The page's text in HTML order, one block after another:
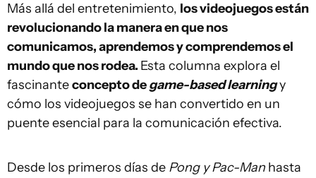
Más allá del entretenimiento, los videojuegos están
revolucionando la manera en que nos
comunicamos, aprendemos y comprendemos el
mundo que nos rodea. Esta columna explora el
fascinanteconcepto degame-based learningy
cómo los videojuegos se han convertido en un
puente esencial para la comunicación efectiva.
Desde los primeros días de Pong y Pac-Manhasta